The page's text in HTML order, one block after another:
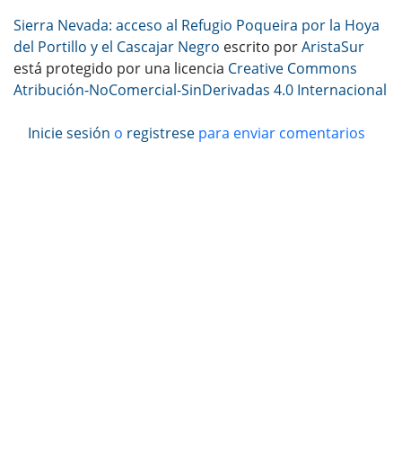
Sierra Nevada: acceso al Refugio Poqueira por la Hoya
del Portillo y el Cascajar Negro escrito porAristaSur
está protegido por una licencia Creative Commons
Atribución-NoComercial-SinDerivadas 4.0 Internacional
Inicie sesión o registrese para enviar comentarios